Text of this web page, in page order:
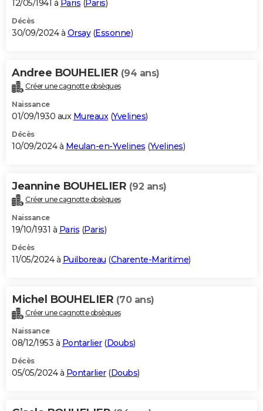
12/05/1941 à Paris (Paris)
Décès
30/09/2024 à Orsay(Essonne)
Andree BOUHELIER (94 ans)
Créer une cagnotte obsèques
Naissance
01/09/1930 aux Mureaux(Yvelines)
Décès
10/09/2024 à Meulan-en-Yvelines (Yvelines)
Jeannine BOUHELIER (92 ans)
Créer une cagnotte obsèques
Naissance
19/10/1931 à Paris (Paris)
Décès
11/05/2024 à Puilboreau (Charente-Maritime)
Michel BOUHELIER (70 ans)
Créer une cagnotte obsèques
Naissance
08/12/1953 à Pontarlier(Doubs)
Décès
05/05/2024 à Pontarlier(Doubs)